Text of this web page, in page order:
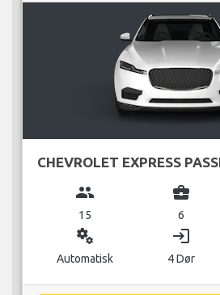
CHEVROLET EXPRESS
group
15
business_center
6
miscellaneous_services
Automatisk
login
4 Dør